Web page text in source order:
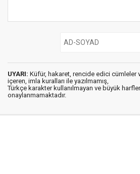
UYARI: Küfür, hakaret, rencide edici cümleler
içeren, imla kuralları ile yazılmamış,
Türkçe karakter kullanılmayan ve büyük
onaylanmamaktadır.